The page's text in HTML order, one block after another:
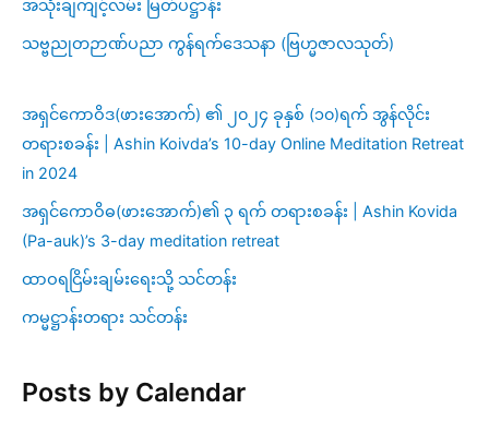
အသုံးချကျင့်လမ်း မြတ်ပဋ္ဌာန်း
သဗ္ဗညုတဉာဏ်ပညာ ကွန်ရက်ဒေသနာ (ဗြဟ္မဇာလသုတ်)
အရှင်ကောဝိဒ(ဖားအောက်) ၏ ၂၀၂၄ ခုနှစ် (၁၀)ရက် အွန်လိုင်း
တရားစခန်း | Ashin Koivda’s 10-day Online Meditation Retreat
in 2024
အရှင်ကောဝိဓ(ဖားအောက်)၏ ၃ ရက် တရားစခန်း | Ashin Kovida
(Pa-auk)’s 3-day meditation retreat
ထာဝရငြိမ်းချမ်းရေးသို့ သင်တန်း
ကမ္မဋ္ဌာန်းတရား သင်တန်း
Posts by Calendar